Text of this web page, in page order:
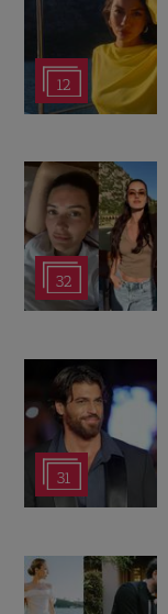
12
32
31